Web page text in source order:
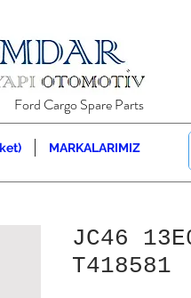
Ford Cargo Spare Parts
MARKALARIMIZ
JC46
T418581